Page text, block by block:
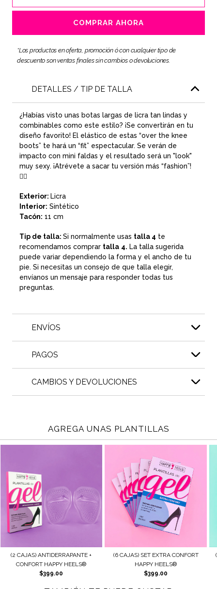
COMPRAR AHORA
*Los productos en oferta, promoción ó con cualquier tipo de
descuento son ventas finales sin cambios o devoluciones.
DETALLES / TIP DE TALLA
¿Habías visto unas botas largas de licra tan lindas y
combinables como este estilo? ¡Se convertirán en tu
diseño favorito! El elástico de estas “over the knee
boots” te hará un “fit” espectacular. Se verán de
impacto con mini faldas y el resultado será un "look"
muy sexy. ¡Atrévete a sacar tu versión más “fashion”!
❤️‍🔥
Exterior: Licra
Interior: Sintético
Tacón: 11 cm
Tip de talla: Si normalmente usas talla 4 te
recomendamos comprar talla 4. La talla sugerida
puede variar dependiendo la forma y el ancho de tu
pie. Si necesitas un consejo de que talla elegir,
envíanos un mensaje para responder todas tus
preguntas.
ENVÍOS
PAGOS
CAMBIOS Y DEVOLUCIONES
AGREGA UNAS PLANTILLAS
+
HEELS®
(6 CAJAS) SET EXTRA CONFORT
HAPPY HEELS®
(2 CAJAS) AJUSTE +